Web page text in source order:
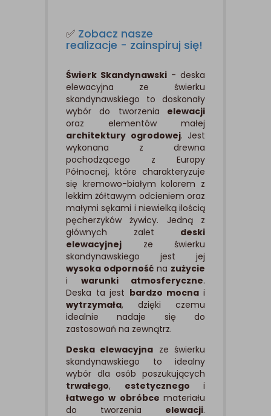
✅ Zobacz nasze
realizacje - zainspiruj się!
Świerk Skandynawski - deska
elewacyjna ze świerku
skandynawskiego to doskonały
wybór do tworzenia elewacji
oraz elementów małej
architektury ogrodowej. Jest
wykonana z drewna
pochodzącego z Europy
Północnej, które charakteryzuje
się kremowo-białym kolorem z
lekkim żółtawym odcieniem oraz
małymi sękami i niewielką ilością
pęcherzyków żywicy. Jedną z
głównych zalet deski
elewacyjnej ze świerku
skandynawskiego jest jej
wysoka odporność na zużycie
i warunki atmosferyczne.
Deska ta jest bardzo mocnai
wytrzymała, dzięki czemu
idealnie nadaje się do
zastosowań na zewnątrz.
Deska elewacyjna ze świerku
skandynawskiego to idealny
wybór dla osób poszukujących
trwałego, estetycznego i
łatwego w obróbce materiału
do tworzenia elewacji.